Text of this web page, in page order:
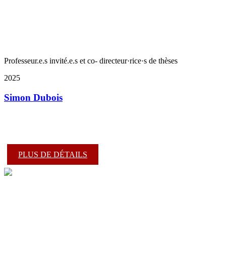
Professeur.e.s invité.e.s et co- directeur·rice·s de thèses
2025
Simon Dubois
PLUS DE DÉTAILS